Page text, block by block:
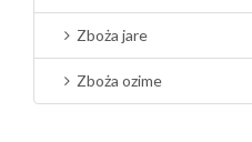
Zboża jare
Zboża ozime